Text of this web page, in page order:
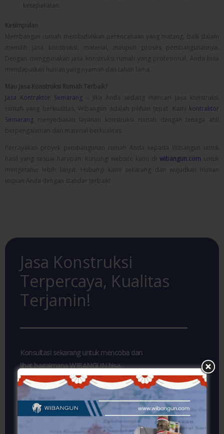
kesepakatan.
Kesimpulan
Membangun rumah membutuhkan perencanaan yang matang, baik dalam
memilih jasa konstruksi, material, maupun proses pembangunannya.
Dengan menggunakan
jasa konstruksi rumah
yang profesional, Anda bisa
mendapatkan hunian yang nyaman dan tahan lama.
Mau Jasa Konstruksi Rumah Terbaik?
Jasa Kontraktor Semarang – Jika Anda sedang mencari
jasa konstruksi
rumah
yang berkualitas, Wibangun adalah pilihan tepat. Kami kontraktor
Semarang menyediakan layanan konstruksi rumah dengan tenaga ahli
berpengalaman dan material berkualitas.
Percayakan proyek pembangunan rumah Anda kepada Wibangun untuk
hasil yang sesuai harapan. Kunjungi website kami diwibangun.com untuk
mengetahui lebih lanjut. Hubungi kami sekarang dan wujudkan hunian
impian Anda dengan standar terbaik!
Jasa Konstruksi
Terpercaya, Kualitas
Terjamin!
Konsultasi sekarang untuk mencoba dan
lihat bagaimana WIBANGUN bisa
membantu Anda!. Segera hubungi kami dan
dapatkan layanan jasa konstruksi yang
profesional dan terpercaya. Jangan lewatkan
penawaran khusus kami!